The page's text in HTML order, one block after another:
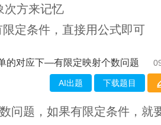
次方来记忆
定条件，直接用公式即可
的对应下—有限定映射个数问题
AI出题 下载题目
问题，如果有限定条件，就